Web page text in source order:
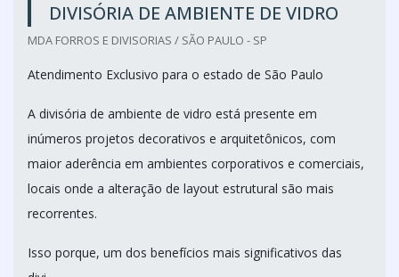
DIVISÓRIA DE AMBIENTE DE VIDRO
MDA FORROS E DIVISORIAS / SÃO PAULO - SP
Atendimento Exclusivo para o estado de São Paulo
A divisória de ambiente de vidro está presente em
inúmeros projetos decorativos e arquitetônicos, com
maior aderência em ambientes corporativos e comerciais,
locais onde a alteração de layout estrutural são mais
recorrentes.
Isso porque, um dos benefícios mais significativos das